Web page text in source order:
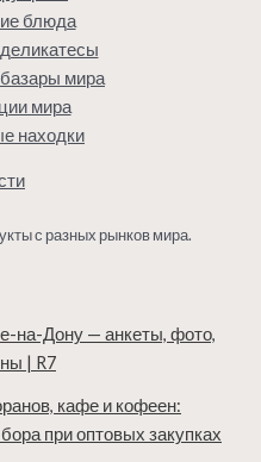
блюда
мира
мира
находки
с разных рынков мира.
на-Дону — анкеты, фото,
| R7
кафе и кофеен:
при оптовых закупках